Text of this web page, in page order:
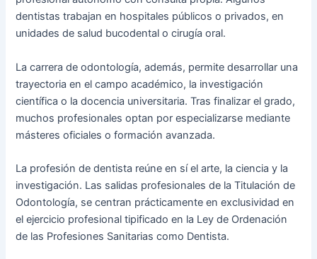
dentistas trabajan en hospitales públicos o privados, en
unidades de salud bucodental o cirugía oral.
La carrera de odontología, además, permite desarrollar una
trayectoria en el campo académico, la investigación
científica o la docencia universitaria. Tras finalizar el grado,
muchos profesionales optan por especializarse mediante
másteres oficiales o formación avanzada.
La profesión de dentista reúne en sí el arte, la ciencia y la
investigación. Las salidas profesionales de la Titulación de
Odontología, se centran prácticamente en exclusividad en
el ejercicio profesional tipificado en la Ley de Ordenación
de las Profesiones Sanitarias como Dentista.